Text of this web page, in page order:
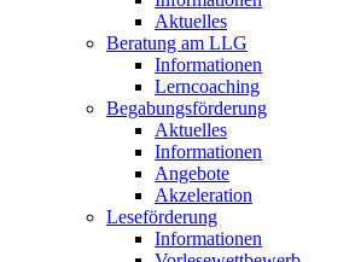
Aktuelles
Beratung am LLG
Informationen
Lerncoaching
Begabungsförderung
Aktuelles
Informationen
Angebote
Akzeleration
Leseförderung
Informationen